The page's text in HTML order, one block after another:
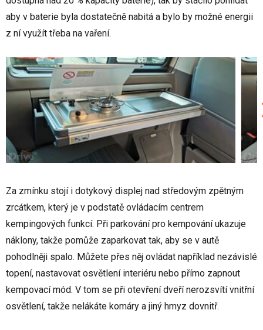
aby v baterie byla dostatečně nabitá a bylo by možné energii
z ní využít třeba na vaření.
Za zmínku stojí i dotykový displej nad středovým zpětným
zrcátkem, který je v podstatě ovládacím centrem
kempingových funkcí. Při parkování pro kempování ukazuje
náklony, takže pomůže zaparkovat tak, aby se v autě
pohodlněji spalo. Můžete přes něj ovládat například nezávislé
topení, nastavovat osvětlení interiéru nebo přímo zapnout
kempovací mód. V tom se při otevření dveří nerozsvítí vnitřní
osvětlení, takže nelákáte komáry a jiný hmyz dovnitř.